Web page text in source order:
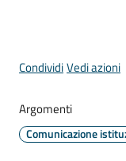
A
l
e
CondividiVedi azioni
Argomenti
Comunicazione